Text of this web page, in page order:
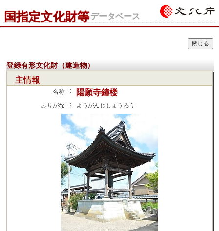
国指定文化財等データベース
登録有形文化財（建造物）
主情報
名称 ： 陽願寺鐘楼
ふりがな ： ようがんじしょうろう